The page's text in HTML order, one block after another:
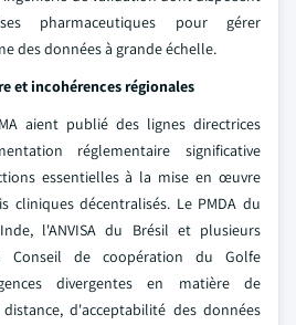
pharmaceutiques pour gérer
des données à grande échelle.
et incohérences régionales
aient publié des lignes directrices
réglementaire significative
essentielles à la mise en œuvre
cliniques décentralisés. Le PMDA du
l'ANVISA du Brésil et plusieurs
Conseil de coopération du Golfe
divergentes en matière de
d'acceptabilité des données